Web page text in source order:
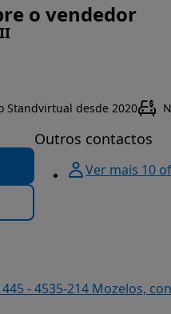
o vendedor
Standvirtual desde 2020
Outros contactos
Ver mais 10
- 4535-214 Mozelos,